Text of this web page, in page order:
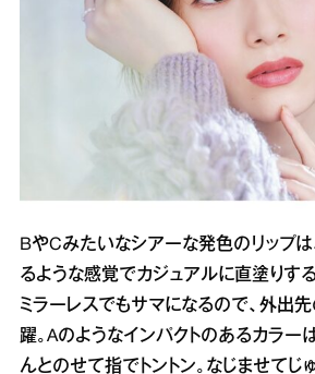
BやCみたいなシアーな発色のリップは
るような感覚でカジュアルに直塗りす
ミラーレスでもサマになるので、外出
躍。Aのようなインパクトのあるカラー
んとのせて指でトントン。なじませてじ